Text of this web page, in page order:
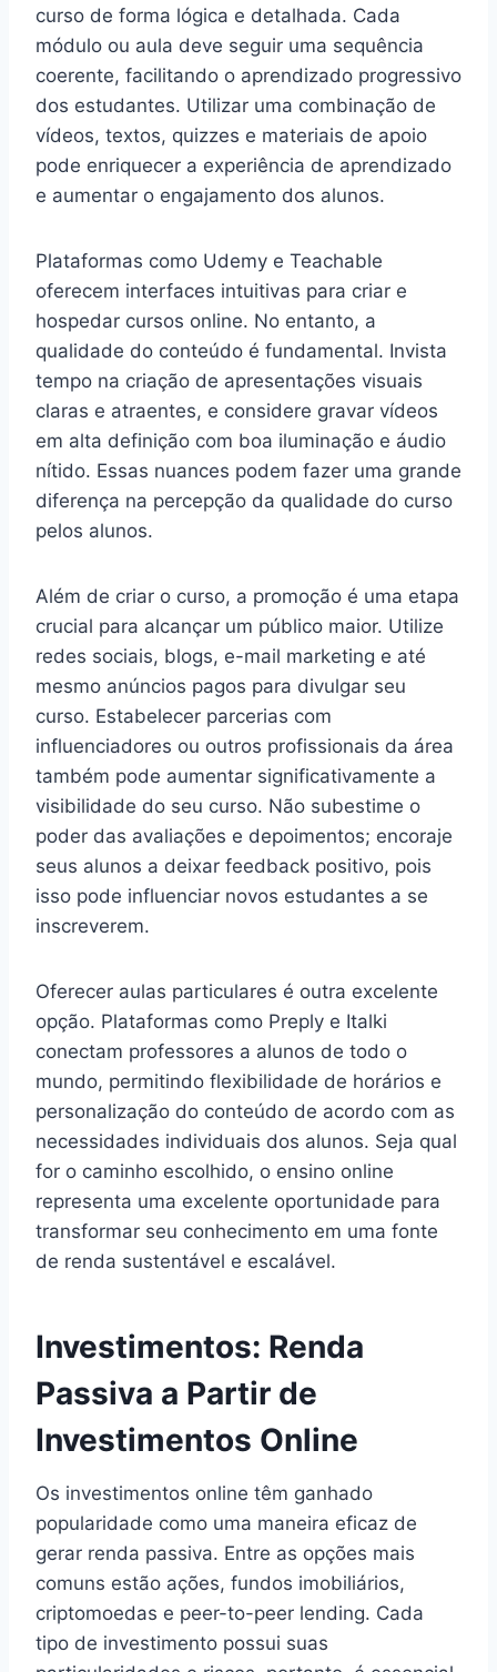
curso de forma lógica e detalhada. Cada
módulo ou aula deve seguir uma sequência
coerente, facilitando o aprendizado progressivo
dos estudantes. Utilizar uma combinação de
vídeos, textos, quizzes e materiais de apoio
pode enriquecer a experiência de aprendizado
e aumentar o engajamento dos alunos.
Plataformas como Udemy e Teachable
oferecem interfaces intuitivas para criar e
hospedar cursos online. No entanto, a
qualidade do conteúdo é fundamental. Invista
tempo na criação de apresentações visuais
claras e atraentes, e considere gravar vídeos
em alta definição com boa iluminação e áudio
nítido. Essas nuances podem fazer uma grande
diferença na percepção da qualidade do curso
pelos alunos.
Além de criar o curso, a promoção é uma etapa
crucial para alcançar um público maior. Utilize
redes sociais, blogs, e-mail marketing e até
mesmo anúncios pagos para divulgar seu
curso. Estabelecer parcerias com
influenciadores ou outros profissionais da área
também pode aumentar significativamente a
visibilidade do seu curso. Não subestime o
poder das avaliações e depoimentos; encoraje
seus alunos a deixar feedback positivo, pois
isso pode influenciar novos estudantes a se
inscreverem.
Oferecer aulas particulares é outra excelente
opção. Plataformas como Preply e Italki
conectam professores a alunos de todo o
mundo, permitindo flexibilidade de horários e
personalização do conteúdo de acordo com as
necessidades individuais dos alunos. Seja qual
for o caminho escolhido, o ensino online
representa uma excelente oportunidade para
transformar seu conhecimento em uma fonte
de renda sustentável e escalável.
Investimentos: Renda
Passiva a Partir de
Investimentos Online
Os investimentos online têm ganhado
popularidade como uma maneira eficaz de
gerar renda passiva. Entre as opções mais
comuns estão ações, fundos imobiliários,
criptomoedas e peer-to-peer lending. Cada
tipo de investimento possui suas